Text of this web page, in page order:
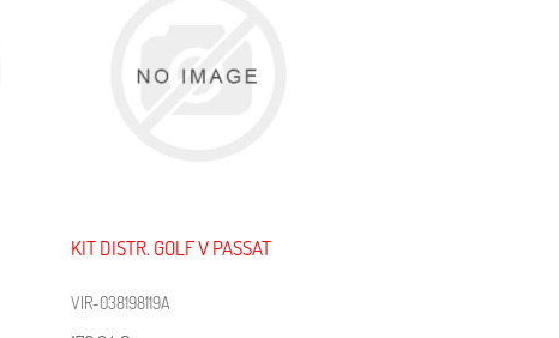
KIT DISTR. GOLF V PASSAT
VIR-038198119A